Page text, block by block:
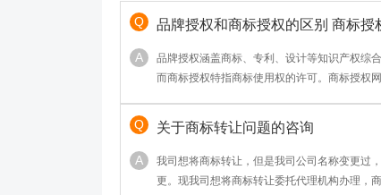
品牌授权和商标授权的区别 商标授
http://
品牌授权涵盖商标、专利、设计等知识产权综
而商标授权特指商标使用权的许可。商标授权网
围及法律风险上存在显著差异，企业需根据实际
关于商标转让问题的咨询
我司想将商标转让，但是我司公司名称变更过
更。现我司想将商标转让委托代理机构办理，